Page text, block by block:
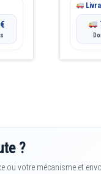
€
page
produit
?
ou votre mécanisme et